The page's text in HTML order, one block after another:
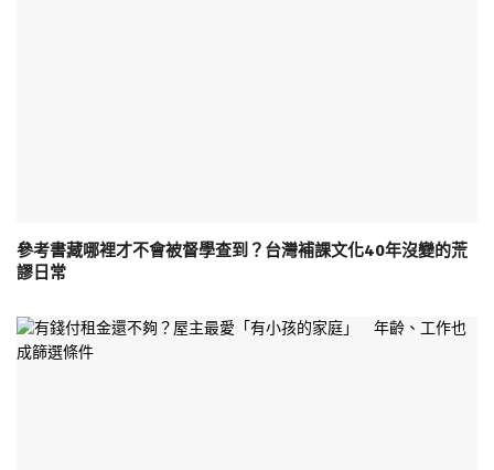
參考書藏哪裡才不會被督學查到？台灣補課文化40年沒變的荒
謬日常